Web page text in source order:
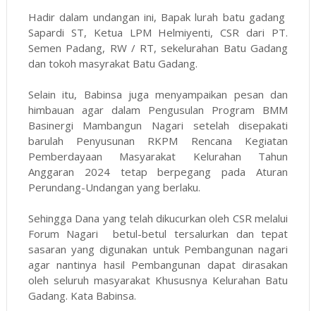
Hadir dalam undangan ini, Bapak lurah batu gadang
Sapardi ST, Ketua LPM Helmiyenti, CSR dari PT.
Semen Padang, RW / RT, sekelurahan Batu Gadang
dan tokoh masyrakat Batu Gadang.
Selain itu, Babinsa juga menyampaikan pesan dan
himbauan agar dalam Pengusulan Program BMM
Basinergi Mambangun Nagari setelah disepakati
barulah Penyusunan RKPM Rencana Kegiatan
Pemberdayaan Masyarakat Kelurahan Tahun
Anggaran 2024 tetap berpegang pada Aturan
Perundang-Undangan yang berlaku.
Sehingga Dana yang telah dikucurkan oleh CSR melalui
Forum Nagari betul-betul tersalurkan dan tepat
sasaran yang digunakan untuk Pembangunan nagari
agar nantinya hasil Pembangunan dapat dirasakan
oleh seluruh masyarakat Khususnya Kelurahan Batu
Gadang. Kata Babinsa.